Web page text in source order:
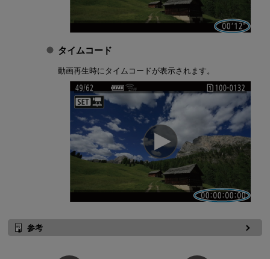
タイムコード
動画再生時にタイムコードが表示されます。
参考